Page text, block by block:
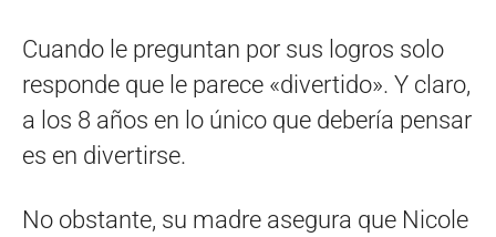
Cuando le preguntan por sus logros solo
responde que le parece «divertido». Y claro,
a los 8 años en lo único que debería pensar
es en divertirse.
No obstante, su madre asegura que Nicole